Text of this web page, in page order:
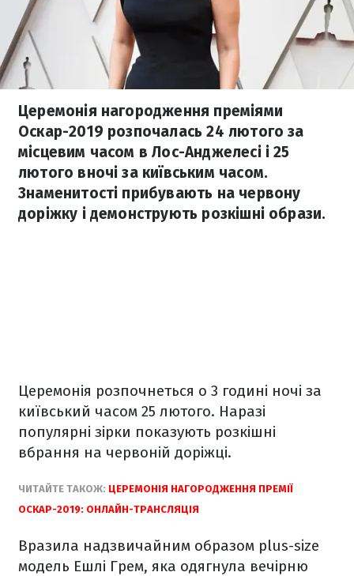
Церемонія нагородження преміями
Оскар-2019 розпочалась 24 лютого за
місцевим часом в Лос-Анджелесі і 25
лютого вночі за київським часом.
Знаменитості прибувають на червону
доріжку і демонструють розкішні образи.
Церемонія розпочнеться о 3 годині ночі за
київський часом 25 лютого. Наразі
популярні зірки показують розкішні
вбрання на червоній доріжці.
ЧИТАЙТЕ ТАКОЖ: ЦЕРЕМОНІЯ НАГОРОДЖЕННЯ ПРЕМІЇ
ОСКАР-2019: ОНЛАЙН-ТРАНСЛЯЦІЯ
Вразила надзвичайним образом plus-size
модель Ешлі Грем, яка одягнула вечірню